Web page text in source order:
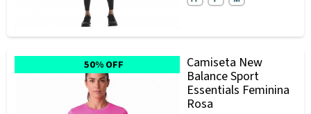
50% OFF
Camiseta New
Balance Sport
Essentials Feminina
Rosa